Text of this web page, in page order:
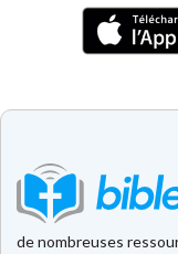
de nombreuses